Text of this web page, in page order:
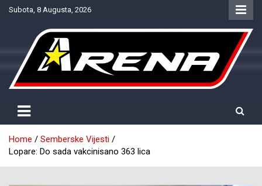
SkipSubota, 8 Augusta, 2026
NTV Arena
Home
Semberske Vijesti
Lopare: Do sada vakcinisano 363 lica